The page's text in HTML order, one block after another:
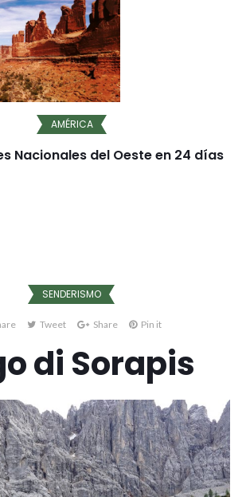
AMÉRICA
Nacionales del Oeste en 24 días
SENDERISMO
Tweet Share Pin it
di Sorapis